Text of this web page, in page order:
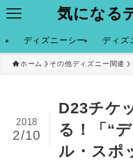
気になる
ディズニーシー ディズ
ホーム その他ディズニー関連
D23チケ
る！「“
ル・スポ
2018
2/10